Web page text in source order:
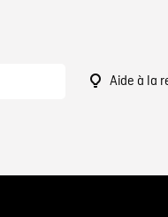
Aide à la